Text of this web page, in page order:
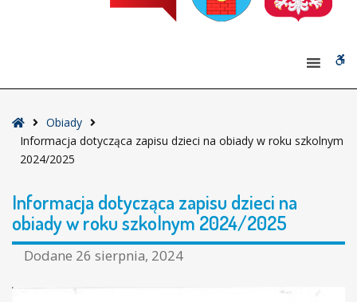
Strona
główna
Obiady
Informacja dotycząca zapisu dzieci na obiady w roku szkolnym
2024/2025
Informacja dotycząca zapisu dzieci na
obiady w roku szkolnym 2024/2025
Dodane 26 sierpnia, 2024